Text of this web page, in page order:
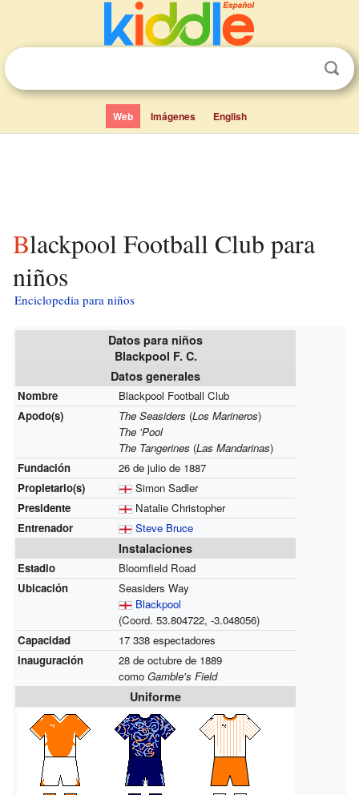
Web Imágenes English
Blackpool Football Club para
niños
Enciclopedia para niños
Datos para niños
Blackpool F. C.
Datos generales
Nombre
Blackpool Football Club
Apodo(s)
The Seasiders(Los Marineros)
The 'Pool
The Tangerines(Las Mandarinas)
Fundación
26 de julio de 1887
Propietario(s)
Simon Sadler
Presidente
Natalie Christopher
Entrenador
Steve Bruce
Instalaciones
Estadio
Bloomfield Road
Ubicación
Seasiders Way
Blackpool
(Coord. 53.804722, -3.048056)
Capacidad
17 338 espectadores
Inauguración
28 de octubre de 1889
como Gamble's Field
Uniforme